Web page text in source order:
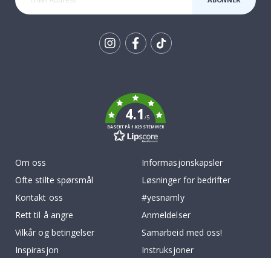
4.1/5
BASERT PÅ 1029 STEMMER
Om oss
Ofte stilte spørsmål
Kontakt oss
Rett til å angre
Vilkår og betingelser
Inspirasjon
Informasjonskapsler
Løsninger for bedrifter
#yesnamly
Anmeldelser
Samarbeid med oss!
Instruksjoner